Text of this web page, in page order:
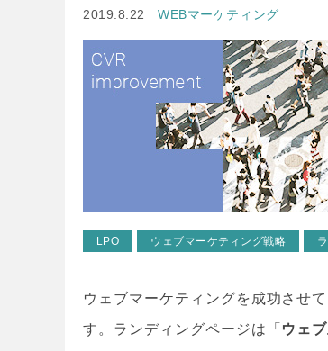
2019.8.22 WEBマーケティング
LPO ウェブマーケティング戦略
ウェブマーケティングを成功させ
す。ランディングページは「 ウェ